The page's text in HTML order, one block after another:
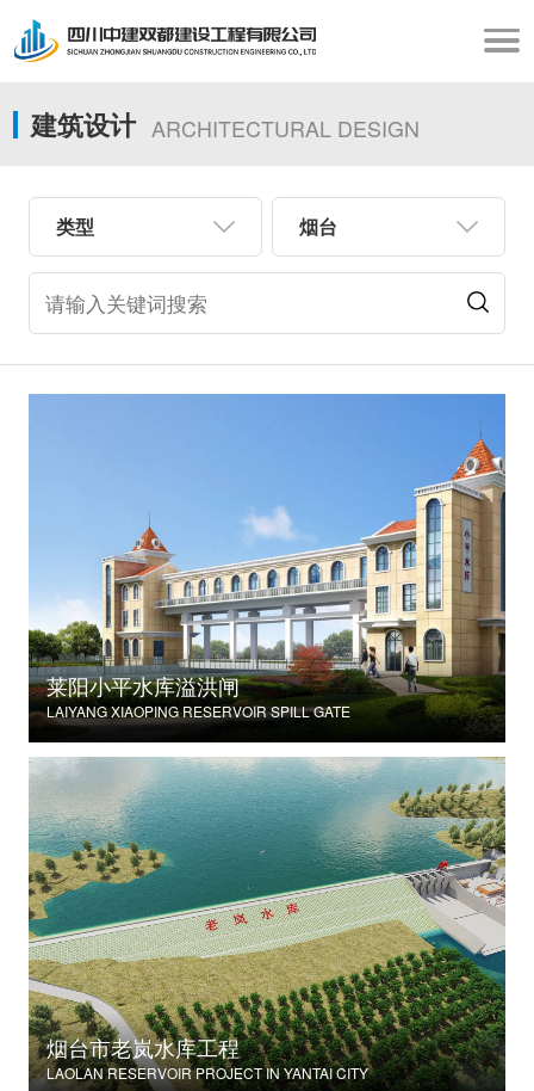
建筑设计 ARCHITECTURAL DESIGN
类型 烟台
莱阳小平水库溢洪闸
LAIYANG XIAOPING RESERVOIR SPILL GATE
烟台市老岚水库工程
LAOLAN RESERVOIR PROJECT IN YANTAI CITY